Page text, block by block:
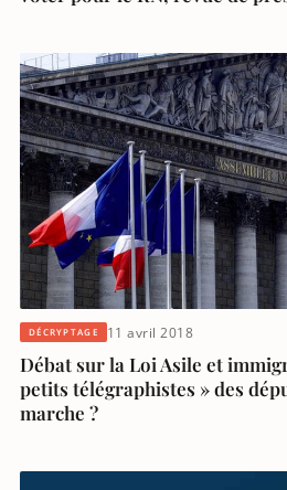
DÉCRYPTAGE 11 avril 2018
Débat sur la Loi Asile et
petits télégraphistes » des
marche ?